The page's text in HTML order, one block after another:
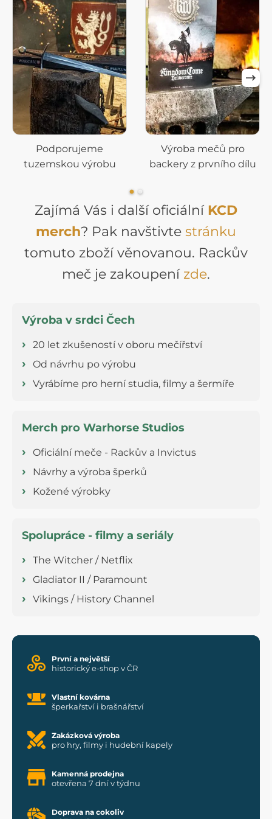
Podporujeme
tuzemskou výrobu
Výroba mečů pro
backery z prvního dílu
Zajímá Vás i další oficiální KCD
merch? Pak navštivte stránku
tomuto zboží věnovanou. Rackův
meč je zakoupení zde.
Výroba v srdci Čech
20 let zkušeností v oboru mečířství
Od návrhu po výrobu
Vyrábíme pro herní studia, filmy a šermíře
Merch pro Warhorse Studios
Oficiální meče - Rackův a Invictus
Návrhy a výroba šperků
Kožené výrobky
Spolupráce - filmy a seriály
The Witcher / Netflix
Gladiator II / Paramount
Vikings / History Channel
První a největší
historický e-shop v ČR
Vlastní kovárna
šperkařství i brašnářství
Zakázková výroba
pro hry, filmy i hudební kapely
Kamenná prodejna
otevřena 7 dní v týdnu
Doprava na cokoliv